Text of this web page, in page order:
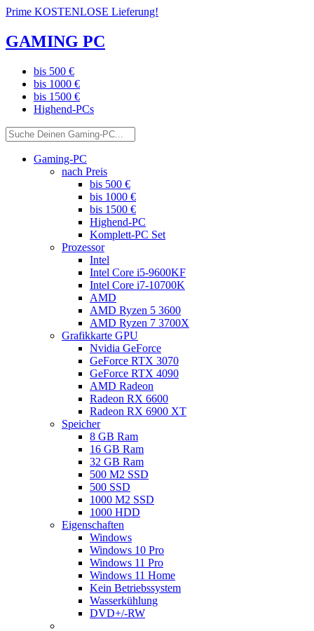
Prime KOSTENLOSE Lieferung!
GAMING PC
bis 500 €
bis 1000 €
bis 1500 €
Highend-PCs
Gaming-PC
nach Preis
bis 500 €
bis 1000 €
bis 1500 €
Highend-PC
Komplett-PC Set
Prozessor
Intel
Intel Core i5-9600KF
Intel Core i7-10700K
AMD
AMD Ryzen 5 3600
AMD Ryzen 7 3700X
Grafikkarte GPU
Nvidia GeForce
GeForce RTX 3070
GeForce RTX 4090
AMD Radeon
Radeon RX 6600
Radeon RX 6900 XT
Speicher
8 GB Ram
16 GB Ram
32 GB Ram
500 M2 SSD
500 SSD
1000 M2 SSD
1000 HDD
Eigenschaften
Windows
Windows 10 Pro
Windows 11 Pro
Windows 11 Home
Kein Betriebssystem
Wasserkühlung
DVD+/-RW